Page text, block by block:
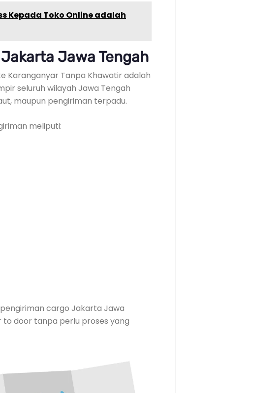
Kepada Toko Online adalah
Jawa Tengah
Karanganyar Tanpa Khawatir adalah
seluruh wilayah Jawa Tengah
maupun pengiriman terpadu.
meliputi:
cargo Jakarta Jawa
door tanpa perlu proses yang